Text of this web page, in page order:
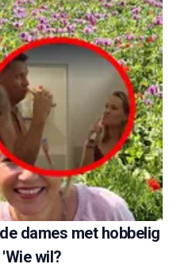
dames met hobbelig
wil?